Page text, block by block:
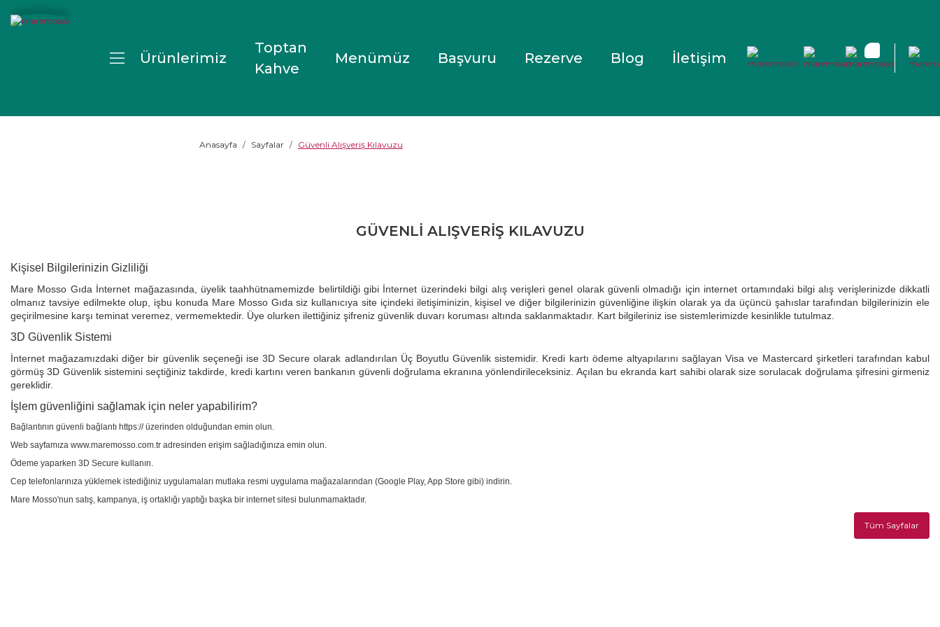
Ürünlerimiz
Toptan
Kahve
Menümüz Başvuru Rezerve Blog İletişim
Anasayfa Sayfalar Güvenli Alışveriş Kılavuzu
GÜVENLI ALIŞVERIŞ KILAVUZU
Kişisel Bilgilerinizin Gizliliği
Mare Mosso Gıda İnternet mağazasında, üyelik taahhütnamemizde belirtildiği gibi İnternet üzerindeki bilgi alış verişleri genel olarak güvenli olmadığı için internet ortamındaki bilgi alış verişlerinizde dikkatli
olmanız tavsiye edilmekte olup, işbu konuda Mare Mosso Gıda siz kullanıcıya site içindeki iletişiminizin, kişisel ve diğer bilgilerinizin güvenliğine ilişkin olarak ya da üçüncü şahıslar tarafından bilgilerinizin ele
geçirilmesine karşı teminat veremez, vermemektedir. Üye olurken ilettiğiniz şifreniz güvenlik duvarı koruması altında saklanmaktadır. Kart bilgileriniz ise sistemlerimizde kesinlikle tutulmaz.
3D Güvenlik Sistemi
İnternet mağazamızdaki diğer bir güvenlik seçeneği ise 3D Secure olarak adlandırılan Üç Boyutlu Güvenlik sistemidir. Kredi kartı ödeme altyapılarını sağlayan Visa ve Mastercard şirketleri tarafından kabul
görmüş 3D Güvenlik sistemini seçtiğiniz takdirde, kredi kartını veren bankanın güvenli doğrulama ekranına yönlendirileceksiniz. Açılan bu ekranda kart sahibi olarak size sorulacak doğrulama şifresini girmeniz
gereklidir.
İşlem güvenliğini sağlamak için neler yapabilirim?
Bağlantının güvenli bağlantı https:// üzerinden olduğundan emin olun.
Web sayfamıza www.maremosso.com.tr adresinden erişim sağladığınıza emin olun.
Ödeme yaparken 3D Secure kullanın.
Cep telefonlarınıza yüklemek istediğiniz uygulamaları mutlaka resmi uygulama mağazalarından (Google Play, App Store gibi) indirin.
Mare Mosso'nun satış, kampanya, iş ortaklığı yaptığı başka bir internet sitesi bulunmamaktadır.
Tüm Sayfalar